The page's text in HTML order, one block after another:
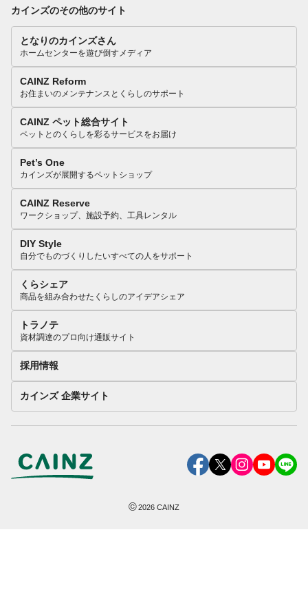
カインズのその他のサイト
となりのカインズさん
ホームセンターを遊び倒すメディア
CAINZ Reform
お住まいのメンテナンスとくらしのサポート
CAINZ ペット総合サイト
ペットとのくらしを彩るサービスをお届け
Pet’s One
カインズが展開するペットショップ
CAINZ Reserve
ワークショップ、施設予約、工具レンタル
DIY Style
自分でものづくりしたいすべての人をサポート
くらシェア
商品を組み合わせたくらしのアイデアシェア
トラノテ
資材調達のプロ向け通販サイト
採用情報
カインズ 企業サイト
©2026 CAINZ